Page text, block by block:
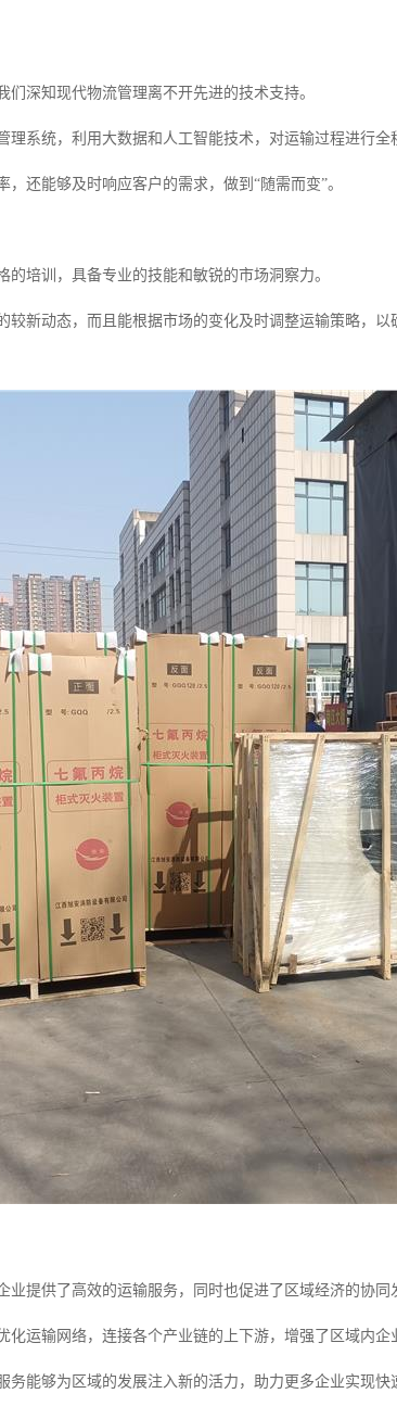
们深知现代物流管理离不开先进的技术支持。
理系统，利用大数据和人工智能技术，对运输过程进行全
，还能够及时响应客户的需求，做到“随需而变”。
的培训，具备专业的技能和敏锐的市场洞察力。
较新动态，而且能根据市场的变化及时调整运输策略，以
业提供了高效的运输服务，同时也促进了区域经济的协同
化运输网络，连接各个产业链的上下游，增强了区域内企
务能够为区域的发展注入新的活力，助力更多企业实现快